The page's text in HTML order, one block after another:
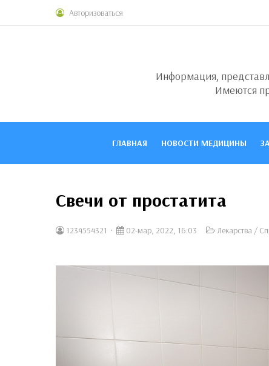
Авторизоваться
Информация,
Имеются
ГЛАВНАЯ НОВОСТИ МЕДИЦИНЫ
Свечи от простатита
1234554321 02-мар, 2022, 16:03 Лекарства /